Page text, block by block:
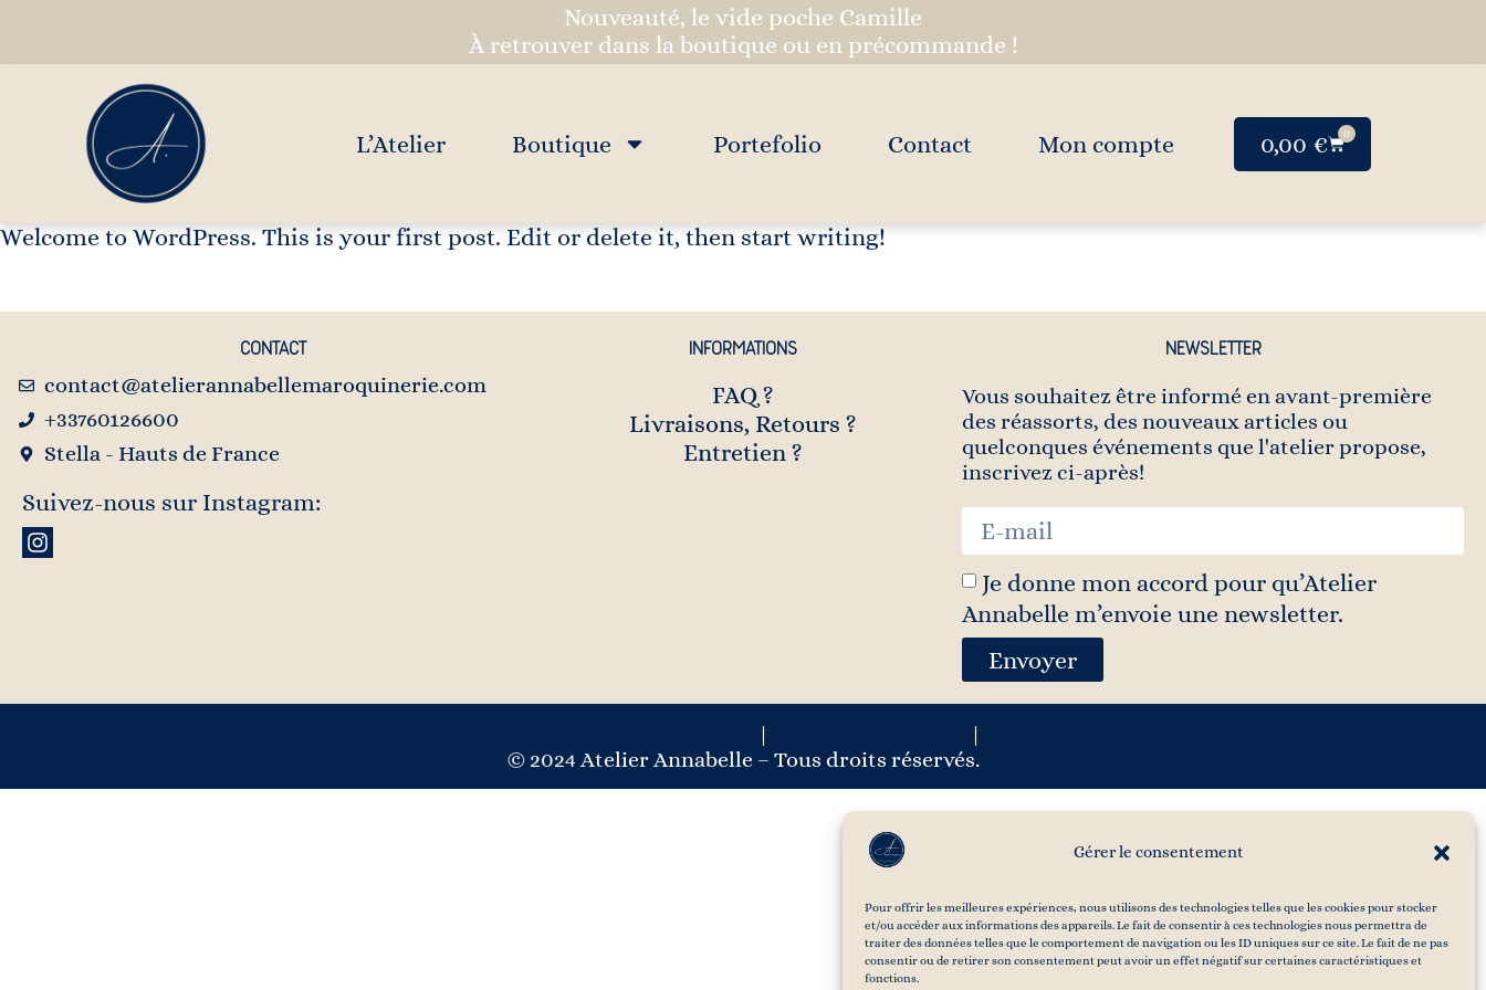
Gérer le consentement
Pour offrir les meilleures expériences, nous utilisons des technologies telles que les cookies pour stocker
et/ou accéder aux informations des appareils. Le fait de consentir à ces technologies nous permettra de
traiter des données telles que le comportement de navigation ou les ID uniques sur ce site. Le fait de ne pas
consentir ou de retirer son consentement peut avoir un effet négatif sur certaines caractéristiques et
fonctions.
Nouveauté, le vide poche Camille
À retrouver dans la boutique ou en précommande !
L’Atelier Boutique Portefolio Contact Mon compte 0,00 € 0
Welcome to WordPress. This is your first post. Edit or delete it, then start writing!
CONTACT
contact@atelierannabellemaroquinerie.com
+33760126600
Stella - Hauts de France
Suivez-nous sur Instagram:
INFORMATIONS
FAQ ?
Livraisons, Retours ?
Entretien ?
NEWSLETTER
Vous souhaitez être informé en avant-première
des réassorts, des nouveaux articles ou
quelconques événements que l'atelier propose,
inscrivez ci-après!
Je donne mon accord pour qu’Atelier
Annabelle m’envoie une newsletter.
Envoyer
| |
© 2024 Atelier Annabelle – Tous droits réservés.